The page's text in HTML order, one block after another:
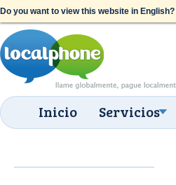
Do you want to view this website in English?
Inicio Servicios